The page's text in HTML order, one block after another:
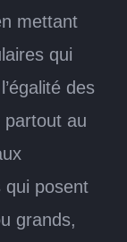
mettant
qui
des
partout au
qui posent
grands,